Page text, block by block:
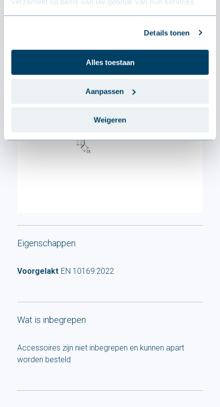
Details tonen
Alles toestaan
Aanpassen
Weigeren
0.6 mm
Eigenschappen
Voorgelakt EN 10169:2022
Wat is inbegrepen
Accessoires zijn niet inbegrepen en kunnen apart
worden besteld